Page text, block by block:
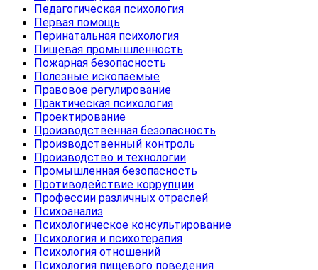
Педагогическая психология
Первая помощь
Перинатальная психология
Пищевая промышленность
Пожарная безопасность
Полезные ископаемые
Правовое регулирование
Практическая психология
Проектирование
Производственная безопасность
Производственный контроль
Производство и технологии
Промышленная безопасность
Противодействие коррупции
Профессии различных отраслей
Психоанализ
Психологическое консультирование
Психология и психотерапия
Психология отношений
Психология пищевого поведения